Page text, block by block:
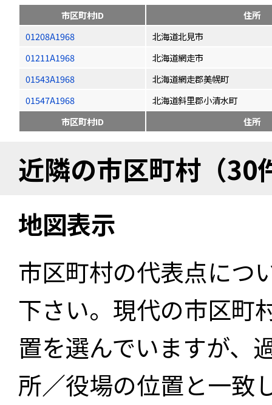
市区町村ID
住所
01208A1968
北海道北見市
01211A1968
北海道網走市
01543A1968
北海道網走郡美幌町
01547A1968
北海道斜里郡小清水町
市区町村ID
住所
近隣の市区町村（30
地図表示
市区町村の代表点につ
下さい。現代の市区町
置を選んでいますが、
所／役場の位置と一致